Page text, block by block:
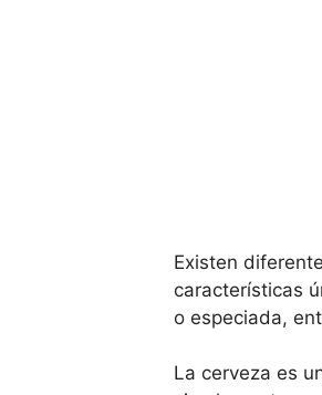
Existen
características
o especiada,
La cerveza es